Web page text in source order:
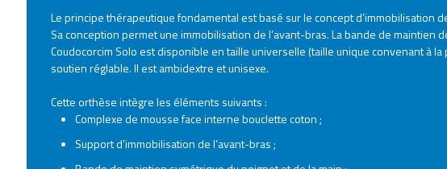
Le principe thérapeutique fondamental est basé sur le concept d’immobilisation
Sa conception permet une immobilisation de l’avant-bras. La bande de maintien
Coudocorcim Solo est disponible en taille universelle (taille unique convenant à
soutien réglable. Il est ambidextre et unisexe.
Cette orthèse intègre les éléments suivants :
Complexe de mousse face interne bouclette coton ;
Support d’immobilisation de l’avant-bras ;